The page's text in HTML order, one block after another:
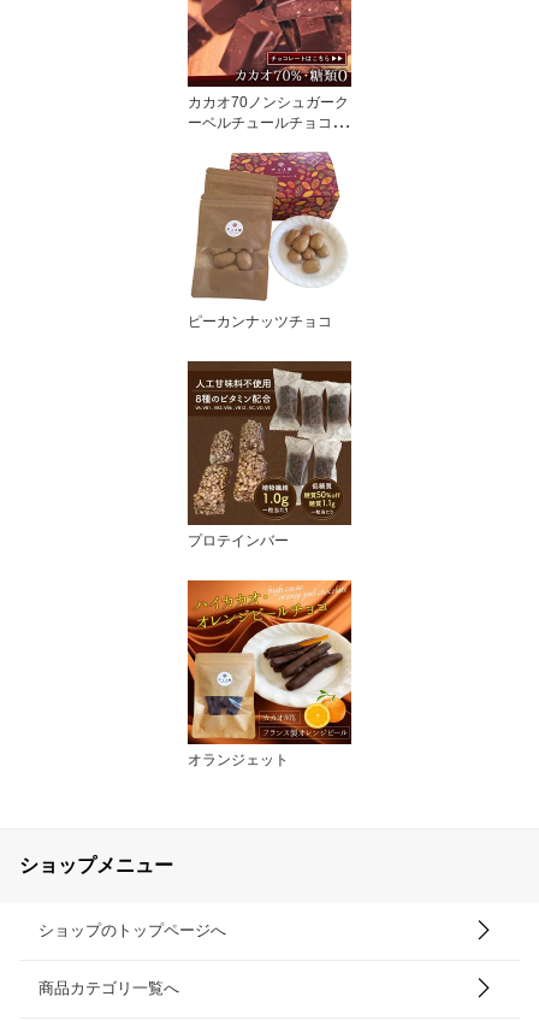
カカオ70ノンシュガーク
ーベルチュールチョコレ
ピーカンナッツチョコ
プロテインバー
オランジェット
ショップメニュー
ショップのトップページへ
商品カテゴリ一覧へ